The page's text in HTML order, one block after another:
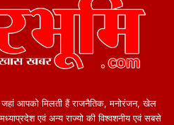
जहां आपको मिलती हैं राजनैतिक, मनोरंजन, खेल
एवं अन्य राज्यो की विश्वशनीय एवं सबसे